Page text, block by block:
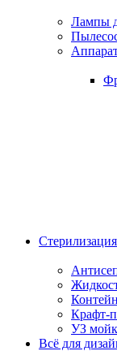
Лампы
Стерилизация
Крафт-
УЗ
Всё для